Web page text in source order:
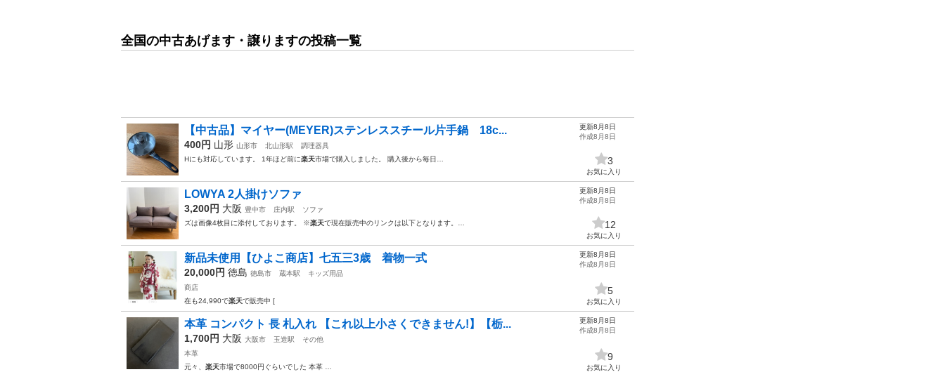
全国の中古あげます・譲りますの投稿一覧
【中古品】マイヤー(MEYER)ステンレススチール片手鍋 18c...
400円 山形 山形市 北山形駅
調理器具
Hにも対応しています。 1年ほど前に楽天市場で購入しました。 購入後から毎日…
更新8月8日
作成8月8日
3
お気に入り
LOWYA 2人掛けソファ
3,200円 大阪 豊中市 庄内駅
ソファ
ズは画像4枚目に添付しております。 ※楽天で現在販売中のリンクは以下となります。…
更新8月8日
作成8月8日
12
お気に入り
新品未使用【ひよこ商店】七五三3歳 着物一式
20,000円 徳島 徳島市 蔵本駅
キッズ用品
商店
在も24,990で楽天で販売中 [
更新8月8日
作成8月8日
5
お気に入り
本革 コンパクト 長 札入れ 【これ以上小さくできません!】【栃...
1,700円 大阪 大阪市 玉造駅
その他
本革
元々、 楽天市場で8000円ぐらいでした 本革 …
更新8月8日
作成8月8日
9
お気に入り